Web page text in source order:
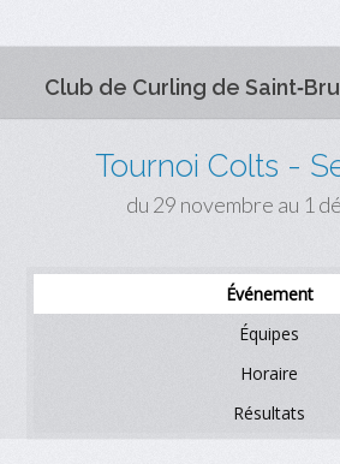
Club de Curling de
Tournoi Colts -
du 29 novembre au 1
Événement
Équipes
Horaire
Résultats